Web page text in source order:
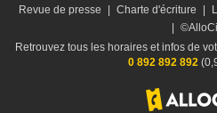
Revue de presse
Charte d'écriture
Retrouvez tous les horaires et infos de
0 892 892 892